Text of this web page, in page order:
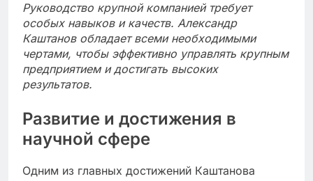
Руководство крупной компанией требует
особых навыков и качеств. Александр
Каштанов обладает всеми необходимыми
чертами, чтобы эффективно управлять крупным
предприятием и достигать высоких
результатов.
Развитие и достижения в
научной сфере
Одним из главных достижений Каштанова